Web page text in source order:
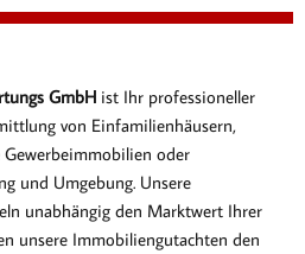
GmbH ist Ihr professioneller
von Einfamilienhäusern,
oder
und Umgebung. Unsere
unabhängig den Marktwert Ihrer
unsere Immobiliengutachten den